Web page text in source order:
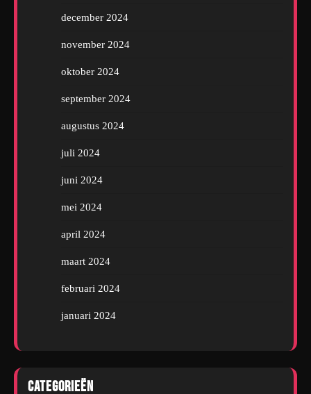
december 2024
november 2024
oktober 2024
september 2024
augustus 2024
juli 2024
juni 2024
mei 2024
april 2024
maart 2024
februari 2024
januari 2024
Categorieën